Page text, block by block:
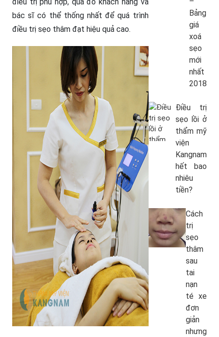
bác sĩ có thể thống nhất để quá trình
điều trị sẹo thâm đạt hiệu quả cao.
Bảng
giá
xoá
sẹo
mới
nhất
2018
Điều trị
sẹo lồi ở
thẩm mỹ
viện
Kangnam
hết bao
nhiêu
tiền?
Cách
trị
sẹo
thâm
sau
tai
nạn
té xe
đơn
giản
nhưng